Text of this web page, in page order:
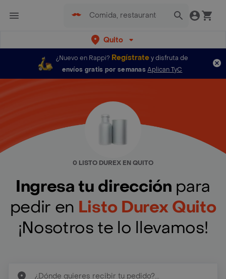
Quito
¿Nuevo en Rappi? Regístratey disfruta de
envíos gratis por semanas Aplican TyC
0 LISTO DUREX EN QUITO
Ingresa tu dirección para
pedir en Listo Durex Quito
¡Nosotros te lo llevamos!